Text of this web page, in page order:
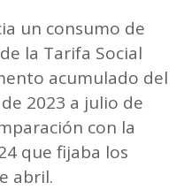
un consumo de
la Tarifa Social
acumulado del
2023 a julio de
con la
que fijaba los
abril.